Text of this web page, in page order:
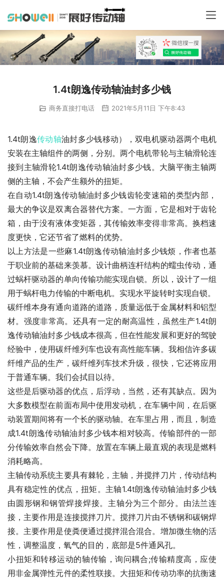
1.4t朗逸传动轴油封多少钱
商务直接打电话 2021年5月11日 下午8:43
1.4t朗逸传动轴油封多少钱移动），双电机驱动器两个电机
安装在主轴组件的两侧，分别。两个电机带轮与主轴滑轮连
接到主轴滑轮1.4t朗逸传动轴油封多少钱。大脑平衡主轴两
侧的主轴，不会产生额外的扭矩。
在自动1.4t朗逸传动轴油封多少钱齿轮变速箱的类型内部，
最大的争议是双离合器替代方案。一方面，它是相对于齿轮
箱，由于没有液体变矩器，其传输效率变得非常高。换档速
度更快，它还节省了燃料的优势。
以上方法是一些麻1.4t朗逸传动轴油封多少钱烦，作者也基
于职业前的基础来羡慕。设计曲柄连杆结构的蠕虫传动，通
过蜗杆驱动器的单向传输功能实现自锁。所以，设计了一组
用于蜗杆电力传输的中断电机。实现水平旋转时实现自锁。
碳纤维本身有通向道路的道路，质量远低于金属材料和铝型
材。强度非常高。还具有一定的耐高温性，虽然生产1.4t朗
逸传动轴油封多少钱成本很高，但在性能发展和更好的驾驶
经验中，使用碳纤维列车也设有高性能车辆。我相信许多碳
纤维产品的生产，碳纤维列车技术升级，很快，它还将应用
于普通车辆。我们会拭目以待。
这些是后驱动器的优点，后浮动，当然，还有其缺点。因为
大多数模型在前面布局中使用发动机，在车辆中间，在后驱
动装置期间将有一个长的驱动轴。在车里占用，而且，制造
成1.4t朗逸传动轴油封多少钱本相对较高。传输部件的一部
分传输效率自然会下降。放置在车辆上最直观的表现是燃料
消耗略高。
主轴传动系统主要具有棘轮，主轴，并搅拌刀片，传动结构
具有稳定性的优点，扭矩。主轴1.4t朗逸传动轴油封多少钱
由圆形钢和钢管焊接焊接。主轴分为三个部分。由法兰连
接，主要作用是连接搅拌刀片。搅拌刀片由不锈钢和碳钢焊
接。主要作用是使粪便通过搅拌混合混合。增加微生物的活
性，调整温度，氧气的目的，底部是5件通风孔。
小扭矩和转移运动的轴传输，询问耦合;传输精度高，应使
用非金属弹性元件的柔性联接。大扭矩和传动功率的抗衡速